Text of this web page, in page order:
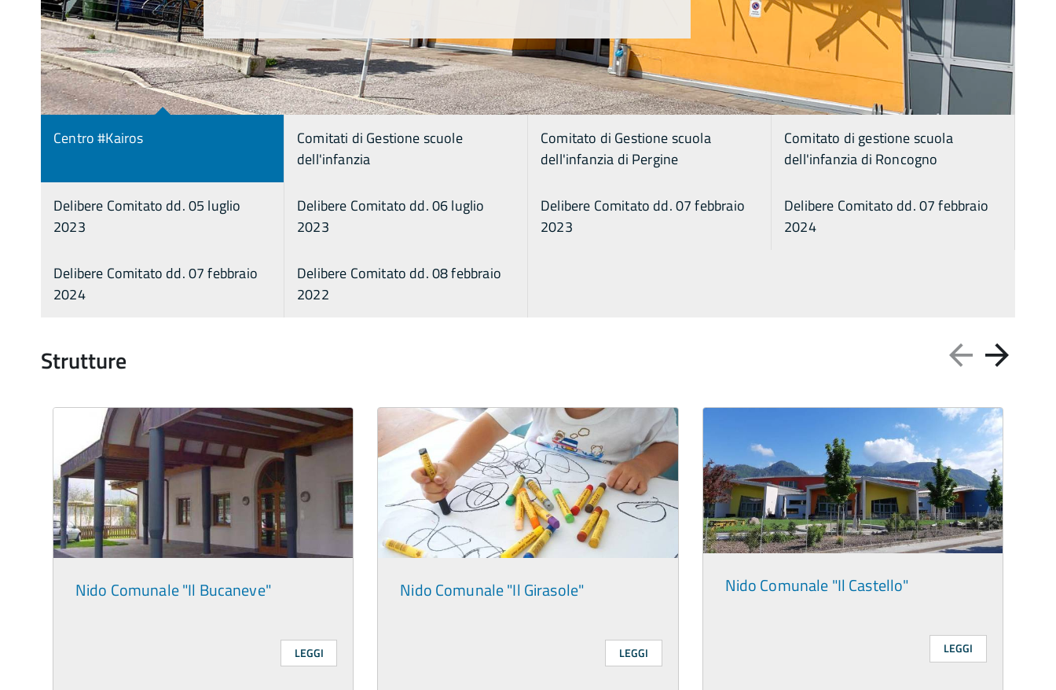
Centro #Kairos
Comitati di Gestione scuole
dell'infanzia
Comitato di Gestione scuola
dell'infanzia di Pergine
Comitato di gestione scuola
dell'infanzia di Roncogno
Delibere Comitato dd. 05 luglio
2023
Delibere Comitato dd. 06 luglio
2023
Delibere Comitato dd. 07 febbraio
2023
Delibere Comitato dd. 07 febbraio
2024
Delibere Comitato dd. 07 febbraio
2024
Delibere Comitato dd. 08 febbraio
2022
Strutture
Nido Comunale "Il Bucaneve"
LEGGI
Nido Comunale "Il Girasole"
LEGGI
Nido Comunale "Il Castello"
LEGGI